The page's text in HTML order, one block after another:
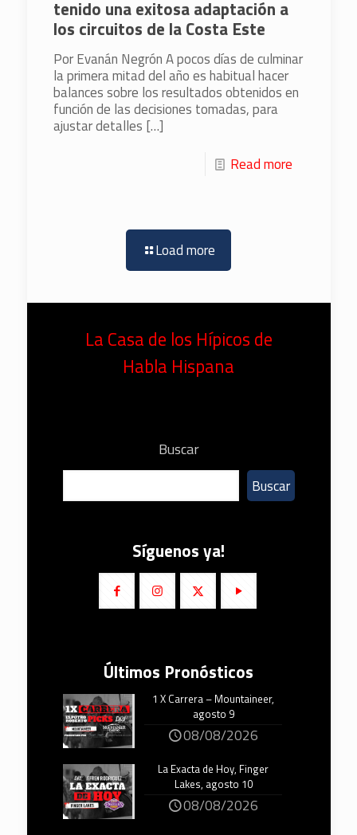
tenido una exitosa adaptación a
los circuitos de la Costa Este
Por Evanán Negrón A pocos días de culminar
la primera mitad del año es habitual hacer
balances sobre los resultados obtenidos en
función de las decisiones tomadas, para
ajustar detalles […]
Read more
Load more
La Casa de los Hípicos de
Habla Hispana
Buscar
Buscar
Síguenos ya!
Últimos Pronósticos
1 X Carrera – Mountaineer,
agosto 9
08/08/2026
La Exacta de Hoy, Finger
Lakes, agosto 10
08/08/2026